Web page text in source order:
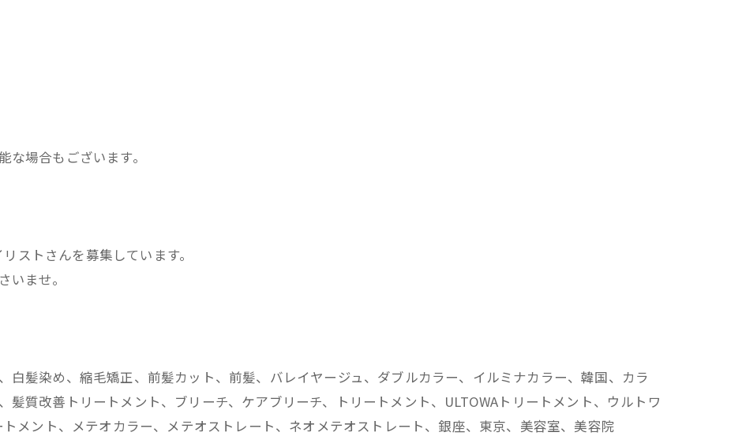
場合もございます。
ストさんを募集しています。
ませ。
白髪染め、縮毛矯正、前髪カット、前髪、バレイヤージュ、ダブルカラー、イルミナカラー、韓国、カラ
髪質改善トリートメント、ブリーチ、ケアブリーチ、トリートメント、ULTOWAトリートメント、ウルトワ
メント、メテオカラー、メテオストレート、ネオメテオストレート、銀座、東京、美容室、美容院